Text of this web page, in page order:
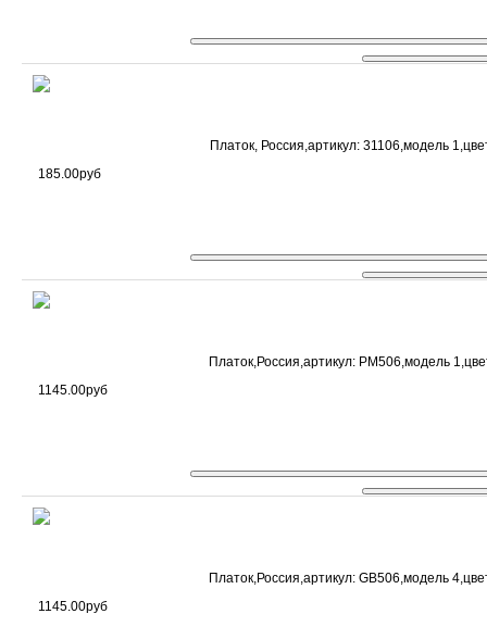
Платок, Россия,артикул: 31106,модель
185.00руб
Платок,Россия,артикул: PM506,модель
1145.00руб
Платок,Россия,артикул: GB506,модель
1145.00руб